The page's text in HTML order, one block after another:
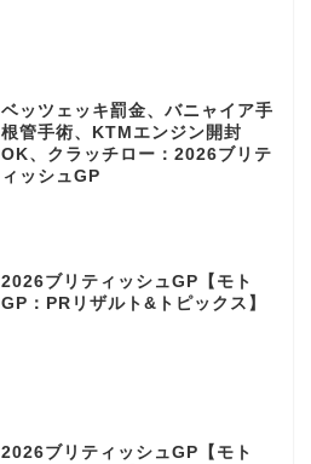
ベッツェッキ罰金、バニャイア手
根管手術、KTMエンジン開封
OK、クラッチロー：2026ブリテ
ィッシュGP
2026ブリティッシュGP【モト
GP：PRリザルト&トピックス】
2026ブリティッシュGP【モト